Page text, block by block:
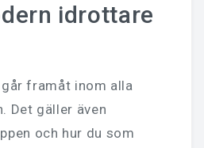
idrottare
framåt inom alla
Det gäller även
och hur du som